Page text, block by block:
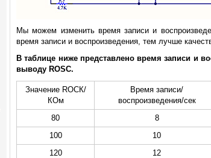
Мы можем изменить время записи и
время записи и воспроизведения, тем лучше
В таблице ниже представлено время записи и
выводу ROSC.
Значение RОСК/
КОм
Время записи/
воспроизведения/сек
80
8
100
10
120
12